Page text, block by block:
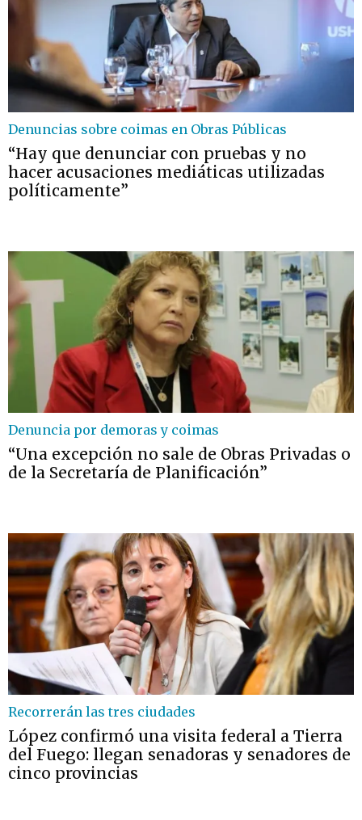
Denuncias sobre coimas en Obras Públicas
“Hay que denunciar con pruebas y no
hacer acusaciones mediáticas utilizadas
políticamente”
Denuncia por demoras y coimas
“Una excepción no sale de Obras Privadas o
de la Secretaría de Planificación”
Recorrerán las tres ciudades
López confirmó una visita federal a Tierra
del Fuego: llegan senadoras y senadores de
cinco provincias